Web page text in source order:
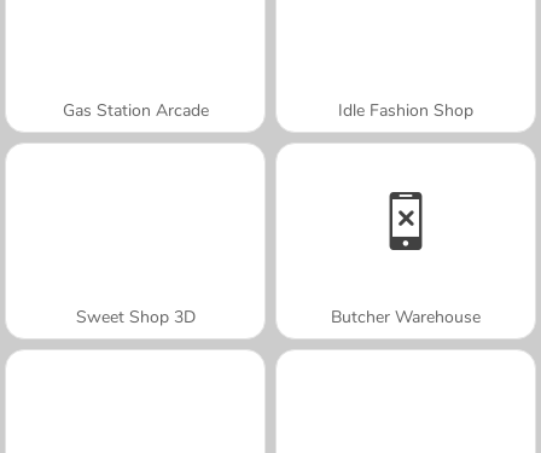
Gas Station Arcade Idle Fashion Shop
Sweet Shop 3D Butcher Warehouse